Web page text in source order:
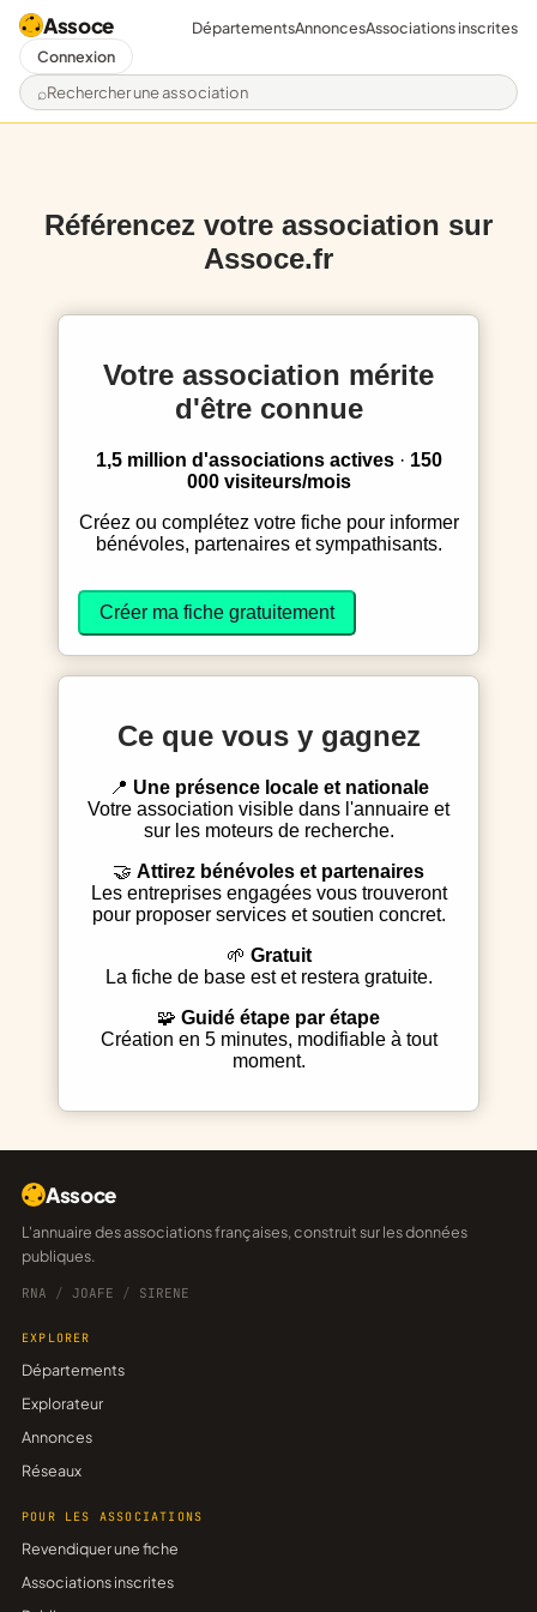
Assoce
Rechercher une association
DépartementsAnnoncesAssociations inscrites
Connexion
Référencez votre association sur
Assoce.fr
Votre association mérite
d'être connue
1,5 million d'associations actives· 150
000 visiteurs/mois
Créez ou complétez votre fiche pour informer
bénévoles, partenaires et sympathisants.
Créer ma fiche gratuitement
Ce que vous y gagnez
Une présence locale et nationale
Votre association visible dans l'annuaire et
sur les moteurs de recherche.
Attirez bénévoles et partenaires
Les entreprises engagées vous trouveront
pour proposer services et soutien concret.
Gratuit
La fiche de base est et restera gratuite.
Guidé étape par étape
Création en 5 minutes, modifiable à tout
moment.
Assoce
L'annuaire des associations françaises, construit sur les données
publiques.
RNA / JOAFE / SIRENE
EXPLORER
Départements
Explorateur
Annonces
Réseaux
POUR LES ASSOCIATIONS
Revendiquer une fiche
Associations inscrites